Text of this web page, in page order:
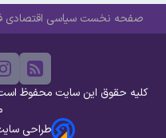
صفحه نخست سیاسی اقتصادی
کلیه حقوق این سایت محفوظ است
طراحی